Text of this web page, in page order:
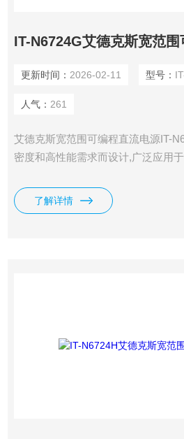
IT-N6724G艾德克斯宽范
更新时间： 2026-02-11 型号：
人气： 261
艾德克斯宽范围可编程直流电源IT-
密度和高性能需求而设计,广泛应用
和1500W两种功率规格,电压范围从
需求。紧凑的1/2 2U机架设计使其在
了解详情